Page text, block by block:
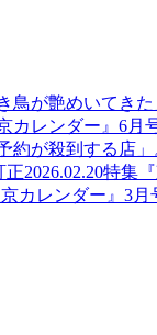
鳥が艶めいてきた
カレンダー』6月
約が殺到する店」
正2026.02.20特集
京カレンダー』3